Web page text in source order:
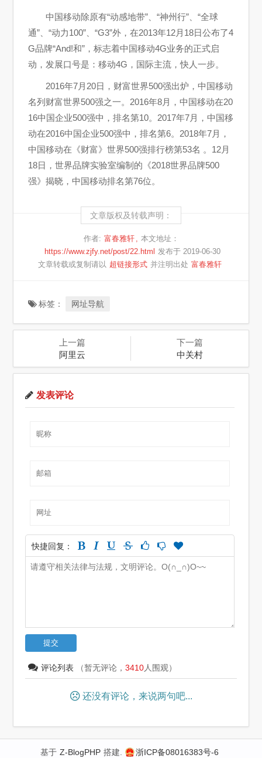
中国移动除原有“动感地带”、“神州行”、“全球
通”、“动力100”、“G3”外，在2013年12月18日公布了4
G品牌“And!和”，标志着中国移动4G业务的正式启
动，发展口号是：移动4G，国际主流，快人一步。
2016年7月20日，财富世界500强出炉，中国移动
名列财富世界500强之一。2016年8月，中国移动在20
16中国企业500强中，排名第10。2017年7月，中国移
动在2016中国企业500强中，排名第6。2018年7月，
中国移动在《财富》世界500强排行榜第53名 。12月
18日，世界品牌实验室编制的《2018世界品牌500
强》揭晓，中国移动排名第76位。
文章版权及转载声明：
作者: 富春雅轩
本文地址：
https://www.zjfy.net/post/22.html
发布于 2019-06-30
文章转载或复制请以 超链接形式 并注明出处 富春雅轩
标签： 网址导航
上一篇
阿里云
下一篇
中关村
发表评论
快捷回复：
评论列表 （暂无评论，3410人围观）
还没有评论，来说两句吧...
基于 Z-BlogPHP 搭建. 浙ICP备08016383号-6